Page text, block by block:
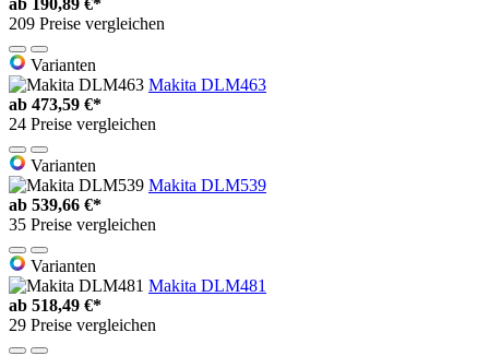
ab 190,89 €*
209 Preise vergleichen
Varianten
Makita DLM463
ab 473,59 €*
24 Preise vergleichen
Varianten
Makita DLM539
ab 539,66 €*
35 Preise vergleichen
Varianten
Makita DLM481
ab 518,49 €*
29 Preise vergleichen